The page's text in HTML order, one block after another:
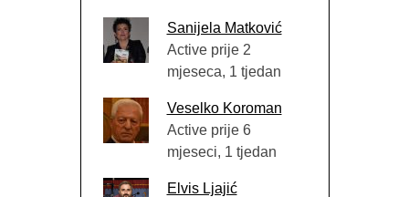
Sanijela Matković
Active prije 2
mjeseca, 1 tjedan
Veselko Koroman
Active prije 6
mjeseci, 1 tjedan
Elvis Ljajić